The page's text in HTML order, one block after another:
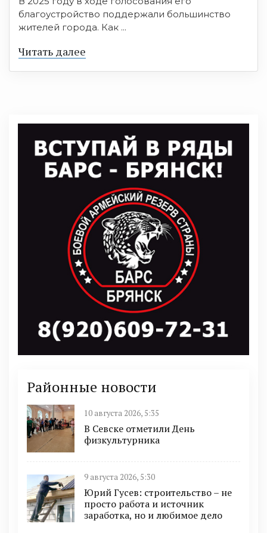
благоустройство поддержали большинство
жителей города. Как ...
Читать далее
Районные новости
10 августа 2026, 5:35
В Севске отметили День
физкультурника
9 августа 2026, 5:30
Юрий Гусев: строительство – не
просто работа и источник
заработка, но и любимое дело